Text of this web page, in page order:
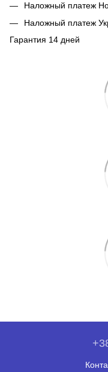
Наложный платеж
Наложный платеж
Гарантия 14 дней